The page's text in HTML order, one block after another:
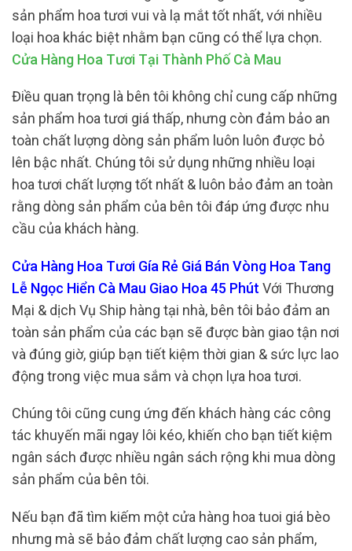
sản phẩm hoa tươi vui và lạ mắt tốt nhất, với nhiều
loại hoa khác biệt nhằm bạn cũng có thể lựa chọn.
Cửa Hàng Hoa Tươi Tại Thành Phố Cà Mau
Điều quan trọng là bên tôi không chỉ cung cấp những
sản phẩm hoa tươi giá thấp, nhưng còn đảm bảo an
toàn chất lượng dòng sản phẩm luôn luôn được bỏ
lên bậc nhất. Chúng tôi sử dụng những nhiều loại
hoa tươi chất lượng tốt nhất & luôn bảo đảm an toàn
rằng dòng sản phẩm của bên tôi đáp ứng được nhu
cầu của khách hàng.
Cửa Hàng Hoa Tươi Gía Rẻ Giá Bán Vòng Hoa Tang
Lễ Ngọc Hiển Cà Mau Giao Hoa 45 Phút Với Thương
Mại & dịch Vụ Ship hàng tại nhà, bên tôi bảo đảm an
toàn sản phẩm của các bạn sẽ được bàn giao tận nơi
và đúng giờ, giúp bạn tiết kiệm thời gian & sức lực lao
động trong việc mua sắm và chọn lựa hoa tươi.
Chúng tôi cũng cung ứng đến khách hàng các công
tác khuyến mãi ngay lôi kéo, khiến cho bạn tiết kiệm
ngân sách được nhiều ngân sách rộng khi mua dòng
sản phẩm của bên tôi.
Nếu bạn đã tìm kiếm một cửa hàng hoa tuoi giá bèo
nhưng mà sẽ bảo đảm chất lượng cao sản phẩm,